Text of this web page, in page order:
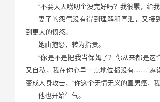
“不要天天唠叨个没完好吗？我很累，给
妻子的怨气没有得到理解和宣泄，又接
到更大的愤怒。
她由抱怨，转为指责。
“你是不是把我当保姆了？你从来都是这
又自私，我在你心里一点地位都没有……”越
变成人身攻击，“你这个无情无义的直男癌，
他也开始生气。